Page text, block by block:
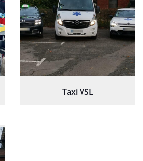
Taxi VSL
Très satisfait du service.